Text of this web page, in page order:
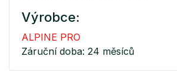
Výrobce:
ALPINE PRO
Záruční doba: 24 měsíců